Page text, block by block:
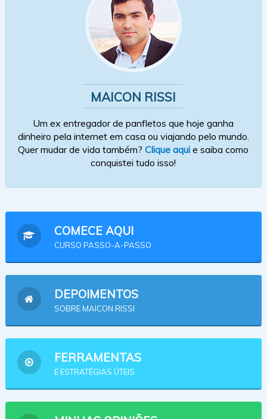
MAICON RISSI
Um ex entregador de panfletos que hoje ganha
dinheiro pela internet em casa ou viajando pelo mundo.
Quer mudar de vida também?Clique aqui e saiba como
conquistei tudo isso!
COMECE AQUI
CURSO PASSO-A-PASSO
DEPOIMENTOS
SOBRE MAICON RISSI
FERRAMENTAS
E ESTRATÉGIAS ÚTEIS